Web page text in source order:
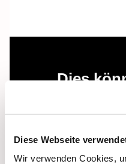
Diese Webseite
Wir verwenden Cookies,
Dies